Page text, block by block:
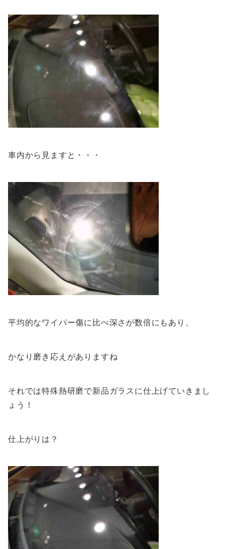
車内から見ますと・・・
平均的なワイパー傷に比べ深さが数倍にもあり、
かなり磨き応えがありますね
それでは特殊熱研磨で新品ガラスに仕上げていきまし
ょう！
仕上がりは？